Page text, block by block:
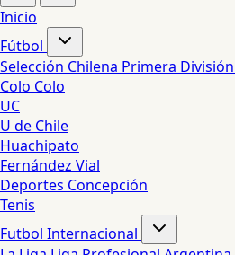
Inicio
Fútbol
Selección Chilena Primera División
Colo Colo
UC
U de Chile
Huachipato
Fernández Vial
Deportes Concepción
Tenis
Futbol Internacional